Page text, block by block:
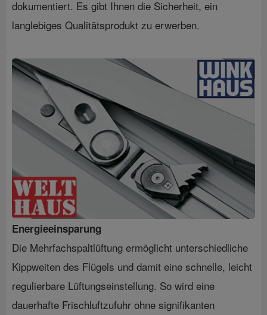
dokumentiert. Es gibt Ihnen die Sicherheit, ein
langlebiges Qualitätsprodukt zu erwerben.
Energieeinsparung
Die Mehrfachspaltlüftung ermöglicht unterschiedliche
Kippweiten des Flügels und damit eine schnelle, leicht
regulierbare Lüftungseinstellung. So wird eine
dauerhafte Frischluftzufuhr ohne signifikanten